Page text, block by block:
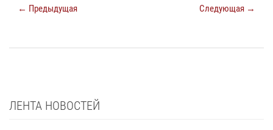
← Предыдущая Следующая →
ЛЕНТА НОВОСТЕЙ